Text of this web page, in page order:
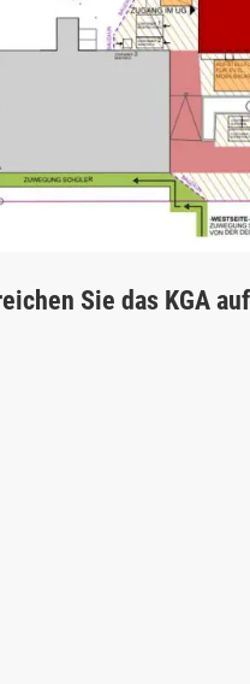
Sie das KGA